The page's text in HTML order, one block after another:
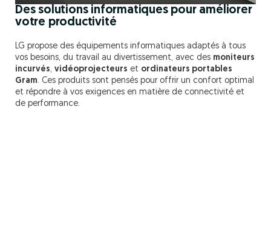
Des solutions informatiques pour améliorer
votre productivité
LG propose des équipements informatiques adaptés à tous
vos besoins, du travail au divertissement, avec des moniteurs
incurvés, vidéoprojecteurs et ordinateurs portables
Gram. Ces produits sont pensés pour offrir un confort optimal
et répondre à vos exigences en matière de connectivité et
de performance.